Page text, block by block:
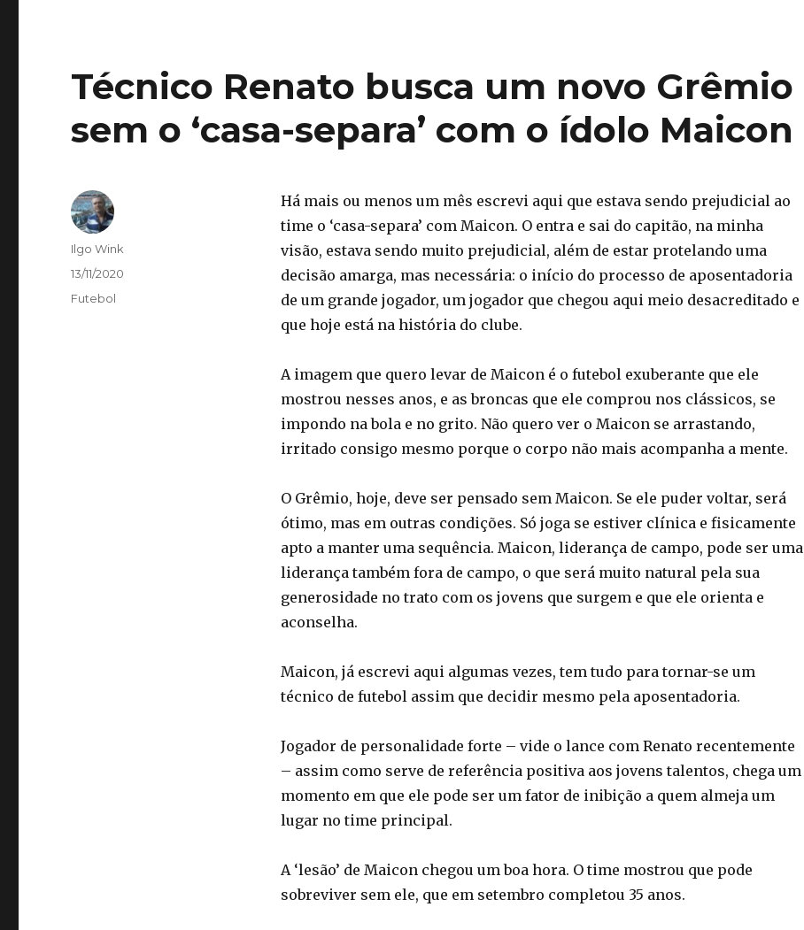
Técnico Renato busca um novo Grêmio
sem o ‘casa-separa’ com o ídolo Maicon
Há mais ou menos um mês escrevi aqui que estava sendo prejudicial ao
time o ‘casa-separa’ com Maicon. O entra e sai do capitão, na minha
visão, estava sendo muito prejudicial, além de estar protelando uma
decisão amarga, mas necessária: o início do processo de aposentadoria
de um grande jogador, um jogador que chegou aqui meio desacreditado e
que hoje está na história do clube.
A imagem que quero levar de Maicon é o futebol exuberante que ele
mostrou nesses anos, e as broncas que ele comprou nos clássicos, se
impondo na bola e no grito. Não quero ver o Maicon se arrastando,
irritado consigo mesmo porque o corpo não mais acompanha a mente.
O Grêmio, hoje, deve ser pensado sem Maicon. Se ele puder voltar, será
ótimo, mas em outras condições. Só joga se estiver clínica e fisicamente
apto a manter uma sequência. Maicon, liderança de campo, pode ser uma
liderança também fora de campo, o que será muito natural pela sua
generosidade no trato com os jovens que surgem e que ele orienta e
aconselha.
Maicon, já escrevi aqui algumas vezes, tem tudo para tornar-se um
técnico de futebol assim que decidir mesmo pela aposentadoria.
Jogador de personalidade forte – vide o lance com Renato recentemente
– assim como serve de referência positiva aos jovens talentos, chega um
momento em que ele pode ser um fator de inibição a quem almeja um
lugar no time principal.
A ‘lesão’ de Maicon chegou um boa hora. O time mostrou que pode
sobreviver sem ele, que em setembro completou 35 anos.
Autor
Ilgo Wink
Publicado
13/11/2020
Categorias
Futebol